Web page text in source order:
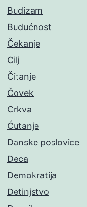
Budizam
Budućnost
Čekanje
Cilj
Čitanje
Čovek
Crkva
Ćutanje
Danske poslovice
Deca
Demokratija
Detinjstvo